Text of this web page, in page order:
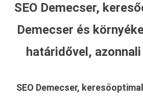
SEO Demecser,
Demecser és
határidővel,
SEO Demecser,